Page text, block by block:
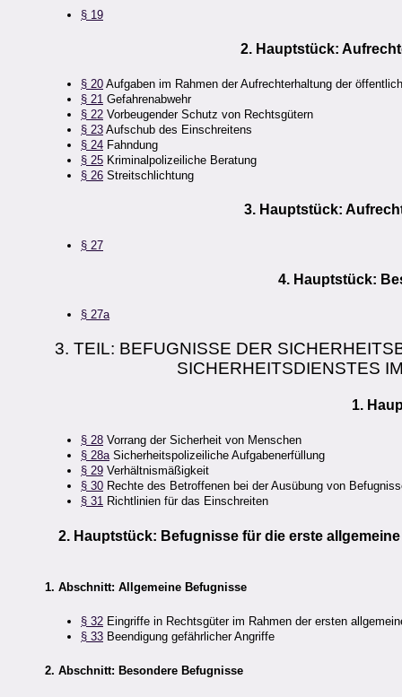
§ 19
2. Hauptstück:
§ 20 Aufgaben im Rahmen der Aufrechterhaltung der
§ 21 Gefahrenabwehr
§ 22 Vorbeugender Schutz von Rechtsgütern
§ 23 Aufschub des Einschreitens
§ 24 Fahndung
§ 25 Kriminalpolizeiliche Beratung
§ 26 Streitschlichtung
3. Hauptstück:
§ 27
4. Hauptstück:
§ 27a
3. TEIL: BEFUGNISSE DER
SICHERHEITSDIENSTES
1.
§ 28 Vorrang der Sicherheit von Menschen
§ 28aSicherheitspolizeiliche Aufgabenerfüllung
§ 29 Verhältnismäßigkeit
§ 30 Rechte des Betroffenen bei der Ausübung von
§ 31 Richtlinien für das Einschreiten
2. Hauptstück: Befugnisse für die erste
1. Abschnitt: Allgemeine Befugnisse
§ 32 Eingriffe in Rechtsgüter im Rahmen der ersten
§ 33 Beendigung gefährlicher Angriffe
2. Abschnitt: Besondere Befugnisse